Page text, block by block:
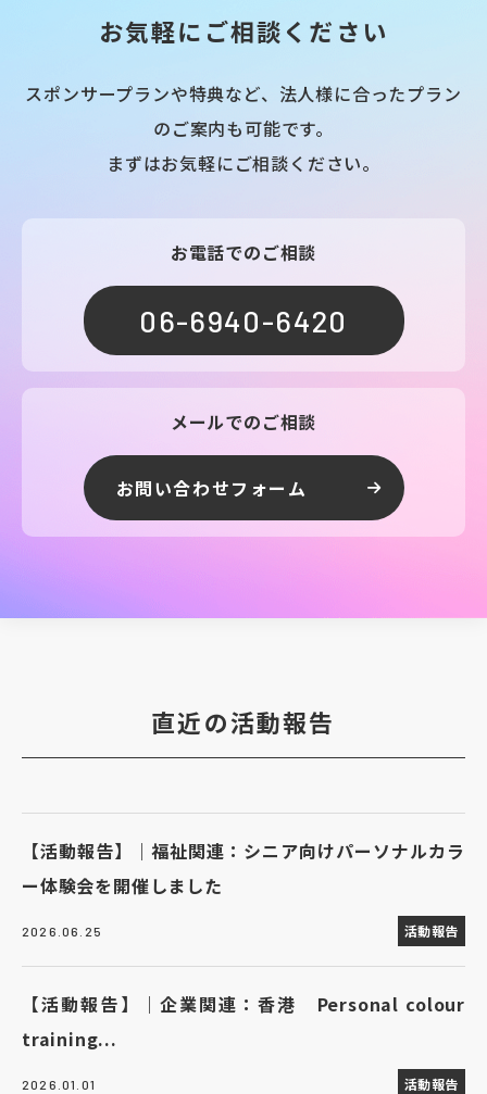
お気軽にご相談ください
スポンサープランや特典など、法人様に合ったプラン
のご案内も可能です。
まずはお気軽にご相談ください。
お電話でのご相談
06-6940-6420
メールでのご相談
お問い合わせフォーム
直近の活動報告
2026.06.25 活動報告
【活動報告】｜福祉関連：シニア向けパーソナルカラ
ー体験会を開催しました
2026.01.01 活動報告
【活動報告】｜企業関連：香港 Personal colour
training...